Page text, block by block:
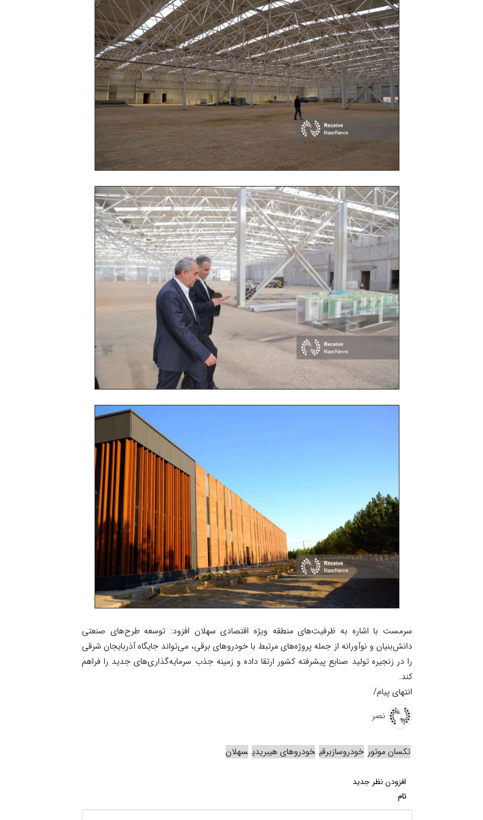
سرمست با اشاره به ظرفیت‌های منطقه ویژه اقتصادی سهلان افزود: توسعه طرح‌های صنعتی
دانش‌بنیان و نوآورانه از جمله پروژه‌های مرتبط با خودروهای برقی، می‌تواند جایگاه آذربایجان شرقی
را در زنجیره تولید صنایع پیشرفته کشور ارتقا داده و زمینه جذب سرمایه‌گذاری‌های جدید را فراهم
کند.
انتهای پیام/
نصر
تکسان موتور خودروسازبرقی خودروهای هیبریدی سهلان
افزودن نظر جدید
نام